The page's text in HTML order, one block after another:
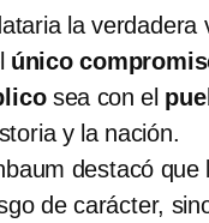
la verdadera
único
sea con el
y la nación.
destacó que
de carácter,